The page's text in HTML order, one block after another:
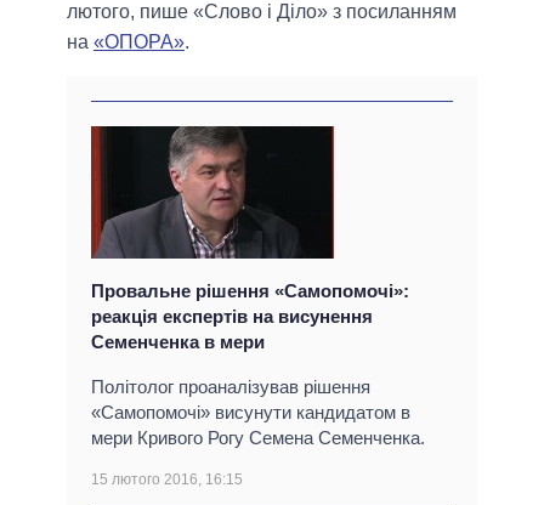
лютого, пише «Слово і Діло» з посиланням
на «ОПОРА».
Провальне рішення «Самопомочі»:
реакція експертів на висунення
Семенченка в мери
Політолог проаналізував рішення
«Самопомочі» висунути кандидатом в
мери Кривого Рогу Семена Семенченка.
15 лютого 2016, 16:15